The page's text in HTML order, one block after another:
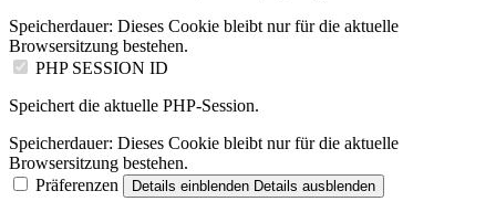
Speicherdauer: Dieses Cookie bleibt nur für die aktuelle
Browsersitzung bestehen.
PHP SESSION ID
Speichert die aktuelle PHP-Session.
Speicherdauer: Dieses Cookie bleibt nur für die aktuelle
Browsersitzung bestehen.
Präferenzen
Details einblenden Details ausblenden